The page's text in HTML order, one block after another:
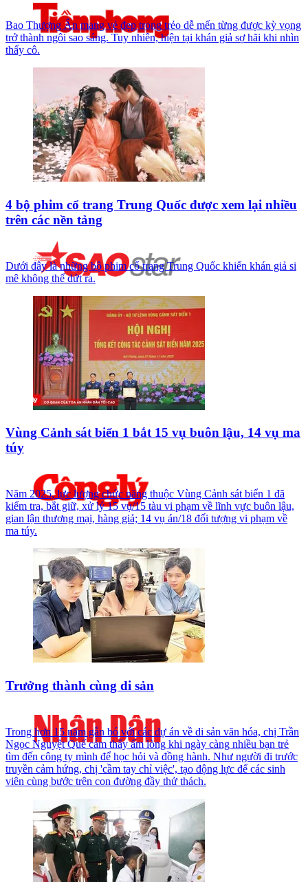
Bao Thượng Ân mang vẻ đẹp trong trẻo dễ mến từng được kỳ vọng
trở thành ngôi sao sáng. Tuy nhiên, hiện tại khán giả sợ hãi khi nhìn
thấy cô.
4 bộ phim cổ trang Trung Quốc được xem lại nhiều
trên các nền tảng
Dưới đây là những bộ phim cổ trang Trung Quốc khiến khán giả si
mê không thể dứt ra.
Vùng Cảnh sát biển 1 bắt 15 vụ buôn lậu, 14 vụ ma
túy
Năm 2025, lực lượng chức năng thuộc Vùng Cảnh sát biển 1 đã
kiểm tra, bắt giữ, xử lý 15 vụ/15 tàu vi phạm về lĩnh vực buôn lậu,
gian lận thương mại, hàng giả; 14 vụ án/18 đối tượng vi phạm về
ma túy.
Trưởng thành cùng di sản
Trong hơn 15 năm gắn bó với các dự án về di sản văn hóa, chị Trần
Ngọc Nguyệt Quế cảm thấy ấm lòng khi ngày càng nhiều bạn trẻ
tìm đến công ty mình để học hỏi và đồng hành. Như người đi trước
truyền cảm hứng, chị 'cầm tay chỉ việc', tạo động lực để các sinh
viên cùng bước trên con đường đầy thử thách.